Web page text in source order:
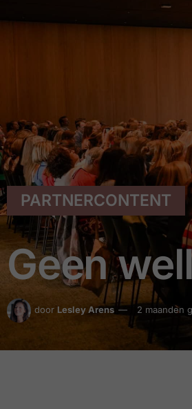
PARTNERCONTENT
Geen
door Lesley Arens 2 maanden